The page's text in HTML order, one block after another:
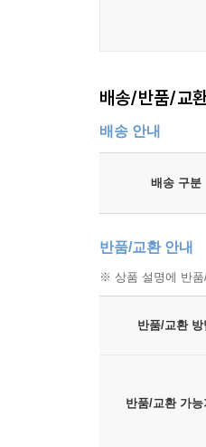
배송/반품/교
배송 안내
배송 구분
반품/교환 안내
※ 상품 설명에 반품
반품/교환 방
반품/교환 가능